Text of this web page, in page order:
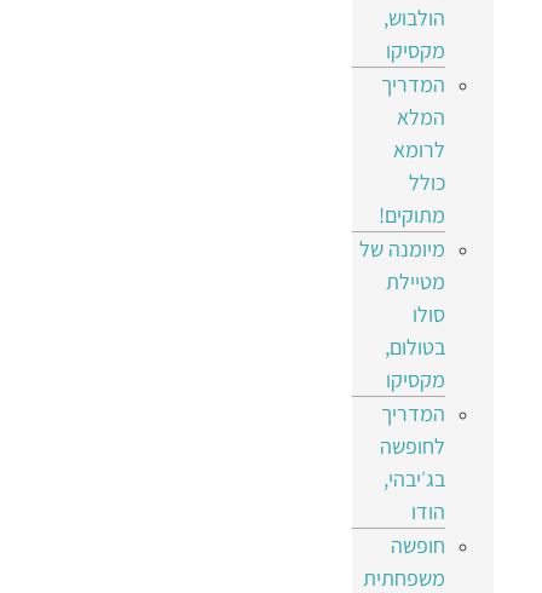
הולבוש,
מקסיקו
המדריך
המלא
לרומא
כולל
מתוקים!
מיומנה של
מטיילת
סולו
בטולום,
מקסיקו
המדריך
לחופשה
בג׳יבהי,
הודו
חופשה
משפחתית